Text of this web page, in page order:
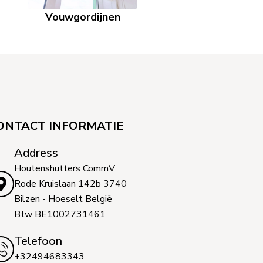
Vouwgordijnen
INFORMATIE
Address
Houtenshutters CommV
Rode Kruislaan 142b 3740
Bilzen - Hoeselt België
Btw BE1002731461
Telefoon
+32494683343